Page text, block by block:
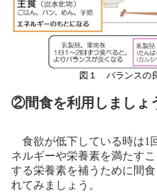
図１ バランスの
②間食を利用しましょ
食欲が低下している時は1
ネルギーや栄養素を満たす
する栄養素を補うために間
れてみましょう。